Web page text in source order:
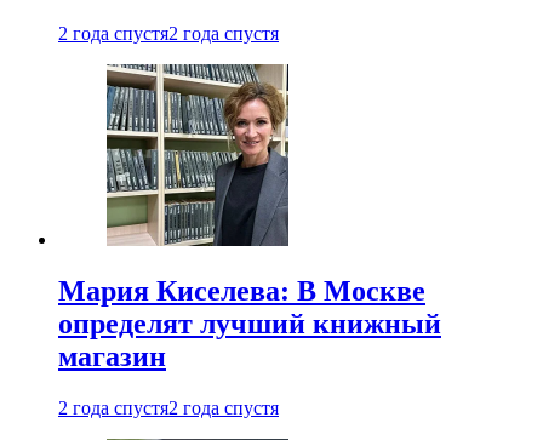
2 года спустя2 года спустя
Мария Киселева: В Москве
определят лучший книжный
магазин
2 года спустя2 года спустя